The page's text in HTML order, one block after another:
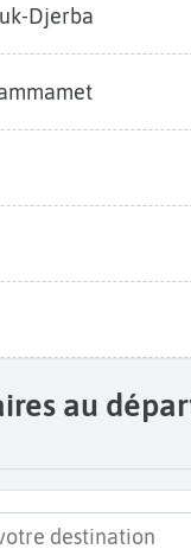
Djerba
au